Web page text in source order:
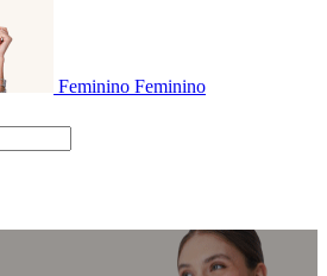
Feminino Feminino